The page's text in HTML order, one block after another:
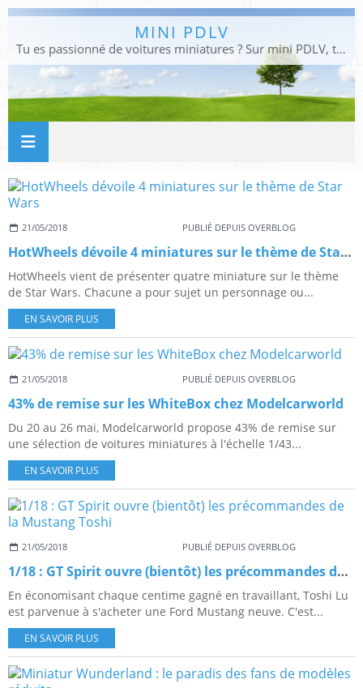
MINI PDLV
Tu es passionné de voitures miniatures ? Sur mini PDLV, tu trouveras les meilleurs bons plans pour acheter des voitures au 1:43, 1:18 ou 1:24. Tu pourras aussi découvrir des modèles de collection sous tous leurs angles. Pour ne rien louper de l'actualité des voitures miniatures, rejoins-nous !
21/05/2018 PUBLIÉ DEPUIS OVERBLOG
HotWheels dévoile 4 miniatures sur le thème de Star Wars
HotWheels vient de présenter quatre miniature sur le thème
de Star Wars. Chacune a pour sujet un personnage ou...
EN SAVOIR PLUS
21/05/2018 PUBLIÉ DEPUIS OVERBLOG
43% de remise sur les WhiteBox chez Modelcarworld
Du 20 au 26 mai, Modelcarworld propose 43% de remise sur
une sélection de voitures miniatures à l'échelle 1/43...
EN SAVOIR PLUS
21/05/2018 PUBLIÉ DEPUIS OVERBLOG
1/18 : GT Spirit ouvre (bientôt) les précommandes de la Mustang Toshi
En économisant chaque centime gagné en travaillant, Toshi Lu
est parvenue à s'acheter une Ford Mustang neuve. C'est...
EN SAVOIR PLUS